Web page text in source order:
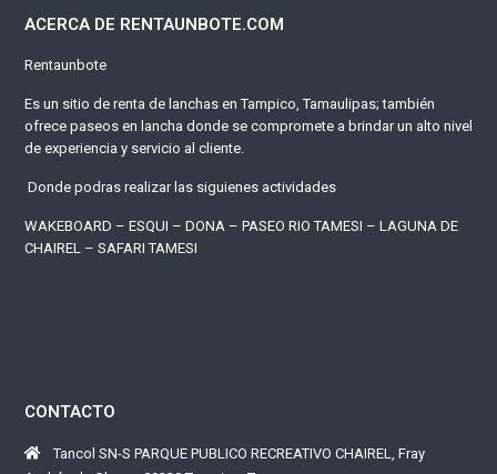
ACERCA DE RENTAUNBOTE.COM
Rentaunbote
Es un sitio de renta de lanchas en Tampico, Tamaulipas; también
ofrece paseos en lancha donde se compromete a brindar un alto nivel
de experiencia y servicio al cliente.
Donde podras realizar las siguienes actividades
WAKEBOARD – ESQUI – DONA – PASEO RIO TAMESI – LAGUNA DE
CHAIREL – SAFARI TAMESI
CONTACTO
Tancol SN-S PARQUE PUBLICO RECREATIVO CHAIREL, Fray